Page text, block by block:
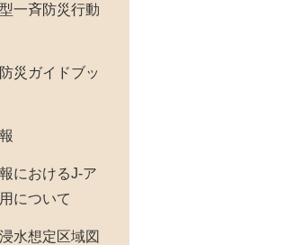
一斉防災行動
災ガイドブッ
におけるJ-ア
について
水想定区域図